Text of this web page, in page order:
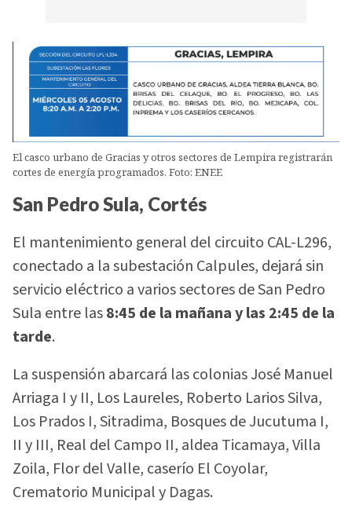
El casco urbano de Gracias y otros sectores de Lempira registrarán
cortes de energía programados. Foto: ENEE
San Pedro Sula, Cortés
El mantenimiento general del circuito CAL-L296,
conectado a la subestación Calpules, dejará sin
servicio eléctrico a varios sectores de San Pedro
Sula entre las8:45 de la mañana y las 2:45 de la
tarde.
La suspensión abarcará las colonias José Manuel
Arriaga I y II, Los Laureles, Roberto Larios Silva,
Los Prados I, Sitradima, Bosques de Jucutuma I,
II y III, Real del Campo II, aldea Ticamaya, Villa
Zoila, Flor del Valle, caserío El Coyolar,
Crematorio Municipal y Dagas.